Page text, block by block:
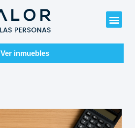
Ver inmuebles